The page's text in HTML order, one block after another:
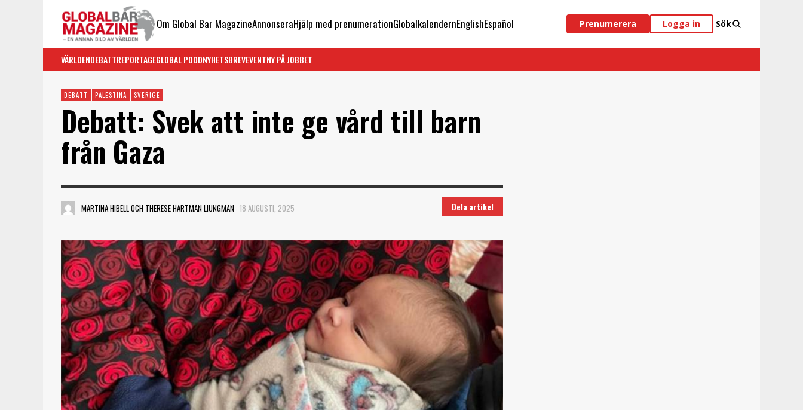
Om Global Bar MagazineAnnonseraHjälp med prenumerationGlobalkalendernEnglishEspañol Prenumerera Logga in Sök
VÄRLDENDEBATTREPORTAGEGLOBAL PODDNYHETSBREVEVENTNY PÅ JOBBET
DEBATT PALESTINA SVERIGE
Debatt: Svek att inte ge vård till barn
från Gaza
MARTINA HIBELL OCH THERESE HARTMAN LIUNGMAN 18 AUGUSTI, 2025 Dela artikel